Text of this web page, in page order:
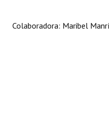
Colaboradora: Maribel